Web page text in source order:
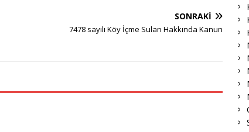
SONRAKI
7478 sayılı Köy İçme Suları Hakkında Kanun